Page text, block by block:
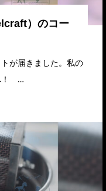
）のコー
が届きました。私の
！ …